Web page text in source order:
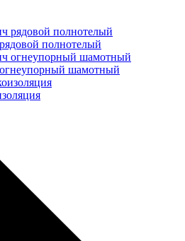
полнотелый
шамотный